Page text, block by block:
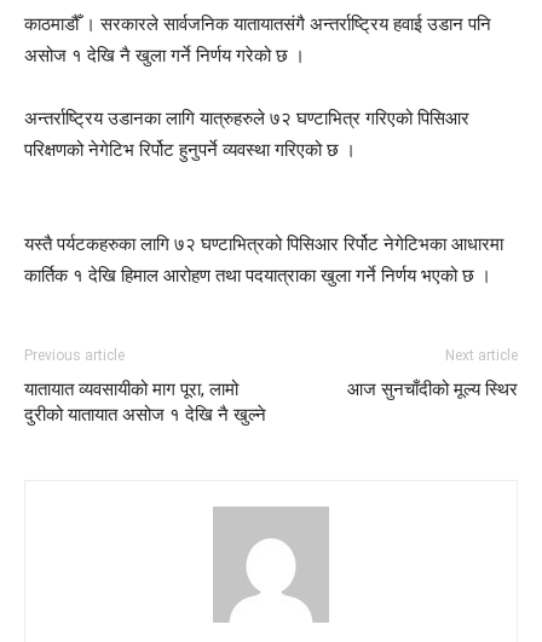
काठमाडौँ । सरकारले सार्वजनिक यातायातसंगै अन्तर्राष्ट्रिय हवाई उडान पनि
असोज १ देखि नै खुला गर्ने निर्णय गरेको छ ।
अन्तर्राष्ट्रिय उडानका लागि यात्रुहरुले ७२ घण्टाभित्र गरिएको पिसिआर
परिक्षणको नेगेटिभ रिर्पोट हुनुपर्ने व्यवस्था गरिएको छ ।
यस्तै पर्यटकहरुका लागि ७२ घण्टाभित्रको पिसिआर रिर्पोट नेगेटिभका आधारमा
कार्तिक १ देखि हिमाल आरोहण तथा पदयात्राका खुला गर्ने निर्णय भएको छ ।
Previous article
यातायात व्यवसायीको माग पूरा, लामो
दुरीको यातायात असोज १ देखि नै खुल्ने
Next article
आज सुनचाँदीको मूल्य स्थिर